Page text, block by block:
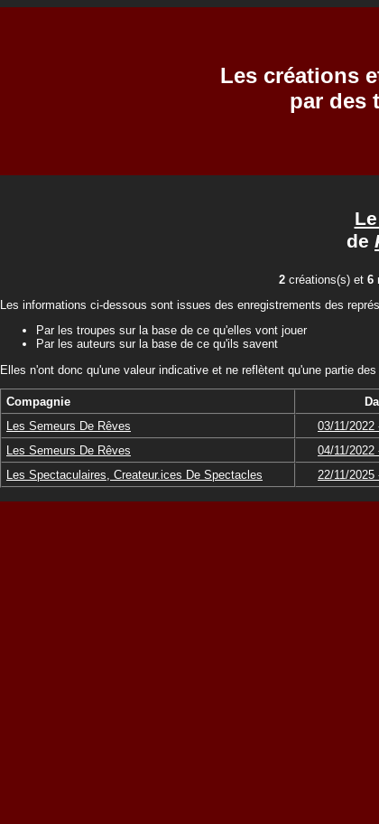
Les créations
par des
de
2 créations(s) et 6
Les informations ci-dessous sont issues des enregistrements des
Par les troupes sur la base de ce qu'elles vont jouer
Par les auteurs sur la base de ce qu'ils savent
Elles n'ont donc qu'une valeur indicative et ne reflètent qu'une partie
Compagnie
Les Semeurs De Rêves
03/11/2022
Les Semeurs De Rêves
04/11/2022
Les Spectaculaires, Createur.ices De Spectacles
22/11/2025